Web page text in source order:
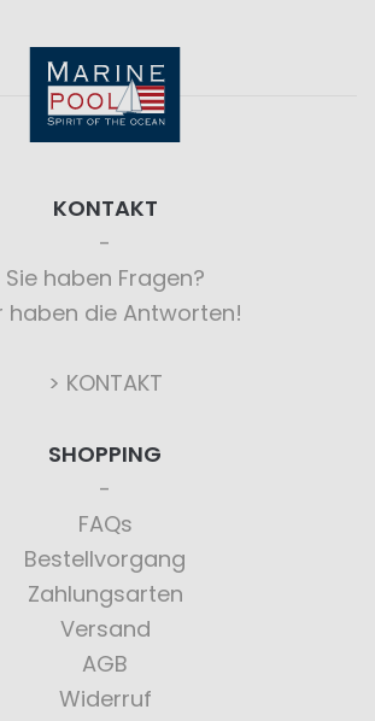
KONTAKT
Sie haben Fragen?
haben die Antworten!
> KONTAKT
SHOPPING
FAQs
Bestellvorgang
Zahlungsarten
Versand
AGB
Widerruf